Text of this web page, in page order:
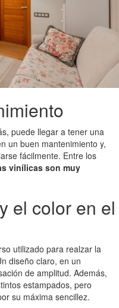
puede llegar a tener una
un buen mantenimiento y,
fácilmente. Entre los
vinílicas son muy
el color en el
utilizado para realzar la
diseño claro, en un
de amplitud. Además,
estampados, pero
su máxima sencillez.